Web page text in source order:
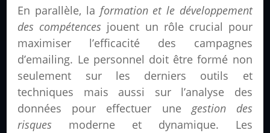
En parallèle, la formation et le développement
des compétences jouent un rôle crucial pour
maximiser l’efficacité des campagnes
d’emailing. Le personnel doit être formé non
seulement sur les derniers outils et
techniques mais aussi sur l’analyse des
données pour effectuer unegestion des
risques moderne et dynamique. Les